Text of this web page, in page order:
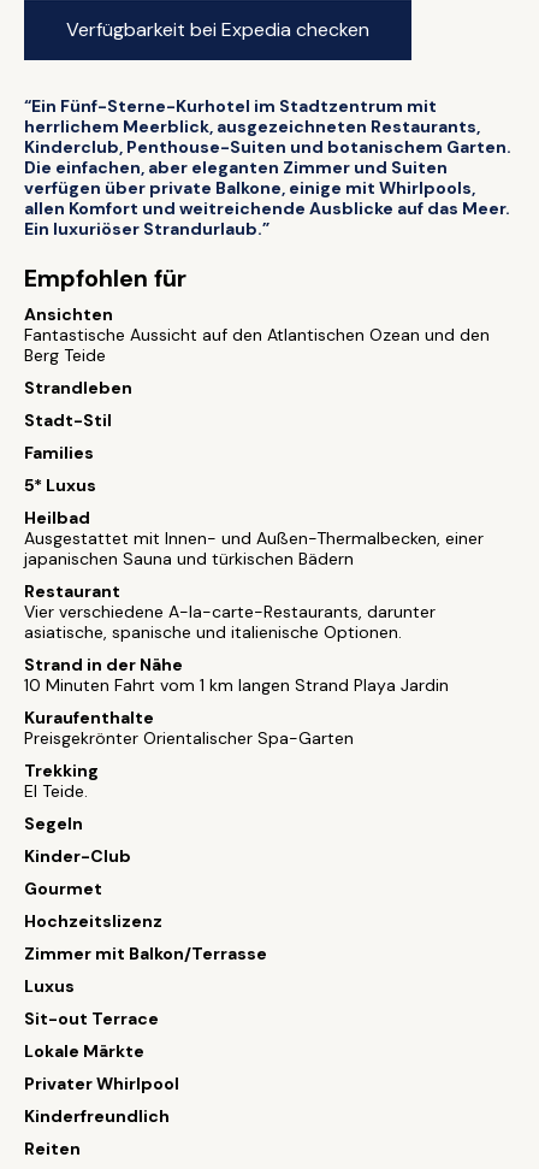
Verfügbarkeit bei Expedia checken
“Ein Fünf-Sterne-Kurhotel im Stadtzentrum mit
herrlichem Meerblick, ausgezeichneten Restaurants,
Kinderclub, Penthouse-Suiten und botanischem Garten.
Die einfachen, aber eleganten Zimmer und Suiten
verfügen über private Balkone, einige mit Whirlpools,
allen Komfort und weitreichende Ausblicke auf das Meer.
Ein luxuriöser Strandurlaub.”
Empfohlen für
Ansichten
Fantastische Aussicht auf den Atlantischen Ozean und den
Berg Teide
Strandleben
Stadt-Stil
Families
5* Luxus
Heilbad
Ausgestattet mit Innen- und Außen-Thermalbecken, einer
japanischen Sauna und türkischen Bädern
Restaurant
Vier verschiedene A-la-carte-Restaurants, darunter
asiatische, spanische und italienische Optionen.
Strand in der Nähe
10 Minuten Fahrt vom 1 km langen Strand Playa Jardin
Kuraufenthalte
Preisgekrönter Orientalischer Spa-Garten
Trekking
El Teide.
Segeln
Kinder-Club
Gourmet
Hochzeitslizenz
Zimmer mit Balkon/Terrasse
Luxus
Sit-out Terrace
Lokale Märkte
Privater Whirlpool
Kinderfreundlich
Reiten